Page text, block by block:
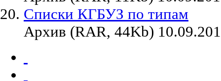
Списки КГБУЗ по типам
Архив (RAR, 44Kb)